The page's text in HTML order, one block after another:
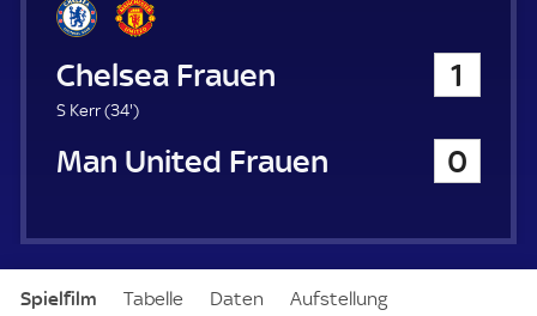
Chelsea Frauen 1
S Kerr (34'3
e
)
Manchester United Frauen 0
Spielfilm Tabelle Daten Aufstellung